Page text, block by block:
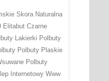
Skora Naturalna
Elitabut Czarne
Lakierki Polbuty
Polbuty Plaskie
Polbuty
Internetowy Www